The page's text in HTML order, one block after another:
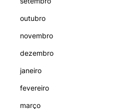
outubro
novembro
dezembro
janeiro
fevereiro
março